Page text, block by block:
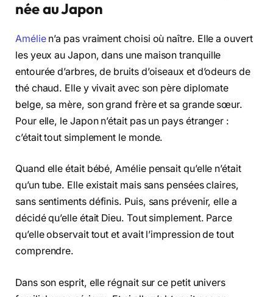
née au Japon
Amélien’a pas vraiment choisi où naître. Elle a ouvert
les yeux au Japon, dans une maison tranquille
entourée d’arbres, de bruits d’oiseaux et d’odeurs de
thé chaud. Elle y vivait avec son père diplomate
belge, sa mère, son grand frère et sa grande sœur.
Pour elle, le Japon n’était pas un pays étranger :
c’était tout simplement le monde.
Quand elle était bébé, Amélie pensait qu’elle n’était
qu’un tube. Elle existait mais sans pensées claires,
sans sentiments définis. Puis, sans prévenir, elle a
décidé qu’elle était Dieu. Tout simplement. Parce
qu’elle observait tout et avait l’impression de tout
comprendre.
Dans son esprit, elle régnait sur ce petit univers